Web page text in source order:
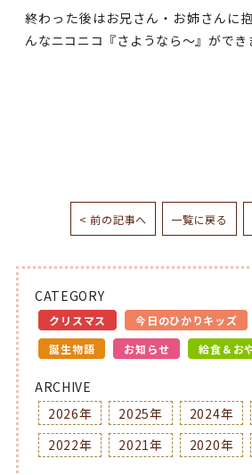
終わった後はお兄さん・お姉さんに
んなニコニコ『さようなら～』ができ
< 前の記事へ 一覧に戻る
CATEGORY
クリスマス 今日のひかりキッズ
誕生物語
お知らせ 給食＆お
ARCHIVE
2026年
2025年 2024年
2022年
2021年 2020年